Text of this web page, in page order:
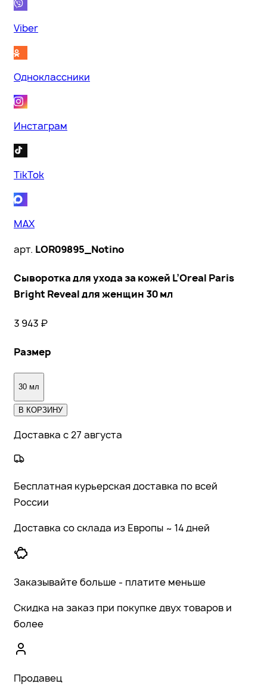
Viber
Одноклассники
Инстаграм
TikTok
MAX
арт. LOR09895_Notino
Сыворотка для ухода за кожей L’Oreal Paris
Bright Reveal для женщин 30 мл
3 943 ₽
Размер
30 мл
В КОРЗИНУ
Доставка с 27 августа
Бесплатная курьерская доставка по всей
России
Доставка со склада из Европы ~ 14 дней
Заказывайте больше - платите меньше
Скидка на заказ при покупке двух товаров и
более
Продавец